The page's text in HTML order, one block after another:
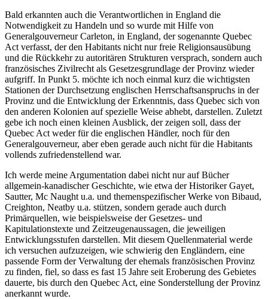
Bald erkannten auch die Verantwortlichen in England die
Notwendigkeit zu Handeln und so wurde mit Hilfe von
Generalgouverneur Carleton, in England, der sogenannte Quebec
Act verfasst, der den Habitants nicht nur freie Religionsausübung
und die Rückkehr zu autoritären Strukturen versprach, sondern auch
französisches Zivilrecht als Gesetzesgrundlage der Provinz wieder
aufgriff. In Punkt 5. möchte ich noch einmal kurz die wichtigsten
Stationen der Durchsetzung englischen Herrschaftsanspruchs in der
Provinz und die Entwicklung der Erkenntnis, dass Quebec sich von
den anderen Kolonien auf spezielle Weise abhebt, darstellen. Zuletzt
gebe ich noch einen kleinen Ausblick, der zeigen soll, dass der
Quebec Act weder für die englischen Händler, noch für den
Generalgouverneur, aber eben gerade auch nicht für die Habitants
vollends zufriedenstellend war.
Ich werde meine Argumentation dabei nicht nur auf Bücher
allgemein-kanadischer Geschichte, wie etwa der Historiker Gayet,
Sautter, Mc Naught u.a. und themenspezifischer Werke von Bibaud,
Creighton, Neatby u.a. stützen, sondern gerade auch durch
Primärquellen, wie beispielsweise der Gesetzes- und
Kapitulationstexte und Zeitzeugenaussagen, die jeweiligen
Entwicklungsstufen darstellen. Mit diesem Quellenmaterial werde
ich versuchen aufzuzeigen, wie schwierig den Engländern, eine
passende Form der Verwaltung der ehemals französischen Provinz
zu finden, fiel, so dass es fast 15 Jahre seit Eroberung des Gebietes
dauerte, bis durch den Quebec Act, eine Sonderstellung der Provinz
anerkannt wurde.